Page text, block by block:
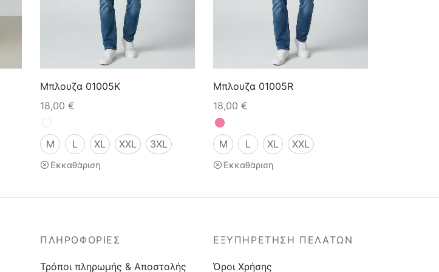
Μπλουζα 01005K
18,00 €
M L XL XXL 3XL
Εκκαθάριση
Μπλουζα 01005R
18,00 €
M L XL XXL
Εκκαθάριση
ΠΛΗΡΟΦΟΡΙΕΣ
Τρόποι πληρωμής & Αποστολής
ΕΞΥΠΗΡΕΤΗΣΗ ΠΕΛΑΤΩΝ
Όροι Χρήσης